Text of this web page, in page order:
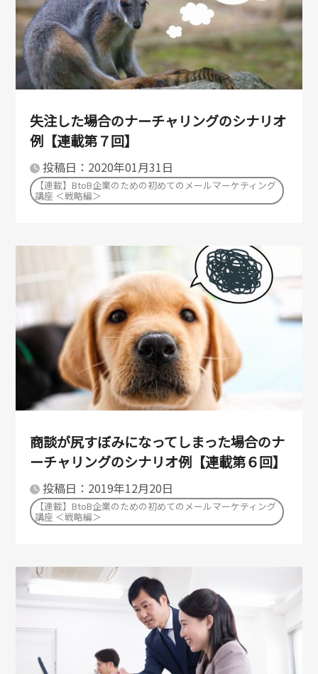
失注した場合のナーチャリングのシナリオ
例【連載第７回】
投稿日：2020年01月31日
【連載】BtoB企業のための初めてのメールマーケティング
講座 ＜戦略編＞
商談が尻すぼみになってしまった場合のナ
ーチャリングのシナリオ例【連載第６回】
投稿日：2019年12月20日
【連載】BtoB企業のための初めてのメールマーケティング
講座 ＜戦略編＞